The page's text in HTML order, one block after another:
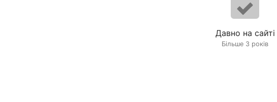
Давно на сайті
Більше 3 років